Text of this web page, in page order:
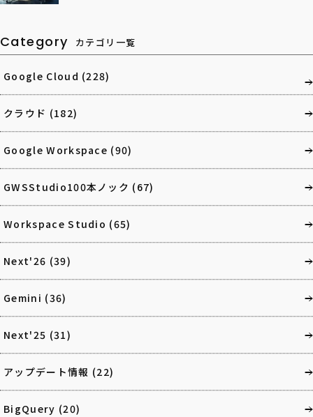
Category カテゴリ一覧
Google Cloud (228)
クラウド (182)
Google Workspace (90)
GWSStudio100本ノック (67)
Workspace Studio (65)
Next'26 (39)
Gemini (36)
Next'25 (31)
アップデート情報 (22)
BigQuery (20)